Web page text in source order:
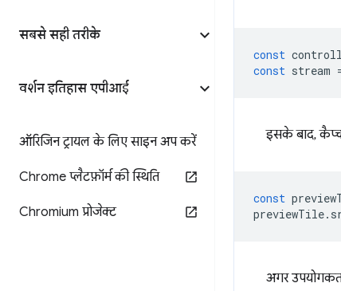
सबसे सही तरीके
वर्शन इतिहास एपीआई
ऑरिजिन ट्रायल के लिए साइन अप करें
Chrome प्लैटफ़ॉर्म की स्थिति
Chromium प्रोजेक्ट
const
const stream
इसके बाद,
const
previewTile.
अगर